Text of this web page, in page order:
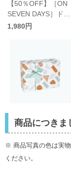
【50％OFF】［ON
SEVEN DAYS］ドラ
イフラワー ブローチ
1,980円
商品につきま
※ 商品写真の色は実
ください。